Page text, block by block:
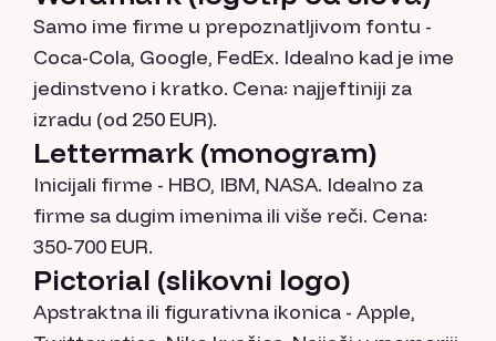
Samo ime firme u prepoznatljivom fontu -
Coca-Cola, Google, FedEx. Idealno kad je ime
jedinstveno i kratko. Cena: najjeftiniji za
izradu (od 250 EUR).
Lettermark (monogram)
Inicijali firme - HBO, IBM, NASA. Idealno za
firme sa dugim imenima ili više reči. Cena:
350-700 EUR.
Pictorial (slikovni logo)
Apstraktna ili figurativna ikonica - Apple,